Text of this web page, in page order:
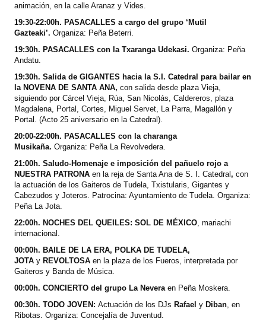
animación, en la calle Aranaz y Vides.
19:30-22:00h. PASACALLES a cargo del grupo ‘Mutil
Gazteaki’. Organiza: Peña Beterri.
19:30h. PASACALLES con la Txaranga Udekasi. Organiza: Peña
Andatu.
19:30h. Salida de GIGANTES hacia la S.I. Catedral para bailar en
la NOVENA DE SANTA ANA, con salida desde plaza Vieja,
siguiendo por Cárcel Vieja, Rúa, San Nicolás, Caldereros, plaza
Magdalena, Portal, Cortes, Miguel Servet, La Parra, Magallón y
Portal. (Acto 25 aniversario en la Catedral).
20:00-22:00h. PASACALLES con la charanga
Musikaña. Organiza: Peña La Revolvedera.
21:00h. Saludo-Homenaje e imposición del pañuelo rojo a
NUESTRA PATRONA en la reja de Santa Ana de S. I. Catedral , con
la actuación de los Gaiteros de Tudela, Txistularis, Gigantes y
Cabezudos y Joteros. Patrocina: Ayuntamiento de Tudela. Organiza:
Peña La Jota.
22:00h. NOCHES DEL QUEILES: SOL DE MÉXICO, mariachi
internacional.
00:00h. BAILE DE LA ERA, POLKA DE TUDELA,
JOTA y REVOLTOSA en la plaza de los Fueros, interpretada por
Gaiteros y Banda de Música.
00:00h. CONCIERTO del grupo La Neveraen Peña Moskera.
00:30h. TODO JOVEN: Actuación de los DJs Rafael y Diban, en
Ribotas. Organiza: Concejalía de Juventud.